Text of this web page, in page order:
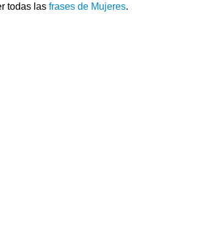
todas las frases de Mujeres.